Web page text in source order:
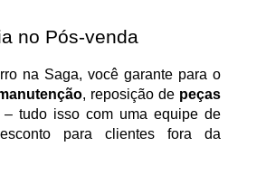
no Pós-venda
na Saga, você garante para o
, reposição de peças
– tudo isso com uma equipe de
para clientes fora da